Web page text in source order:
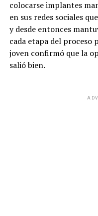
colocarse implantes
en sus redes sociales
y desde entonces
cada etapa del proceso
joven confirmó que la
salió bien.